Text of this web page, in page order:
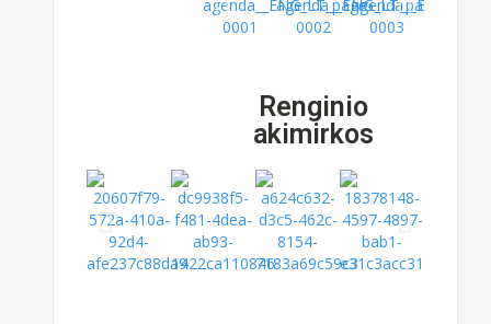
Renginio
akimirkos